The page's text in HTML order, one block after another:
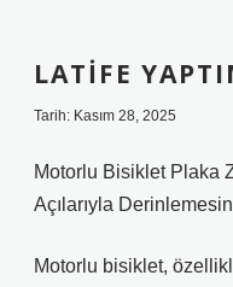
LATIFE
Tarih: Kasım 28, 2025
Motorlu Bisiklet Plaka
Açılarıyla
Motorlu bisiklet,